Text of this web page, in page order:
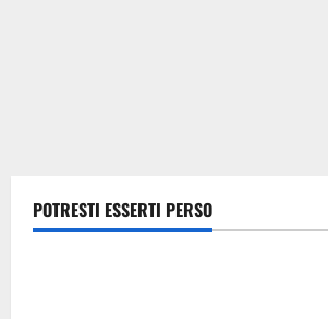
POTRESTI ESSERTI PERSO
Lavoro